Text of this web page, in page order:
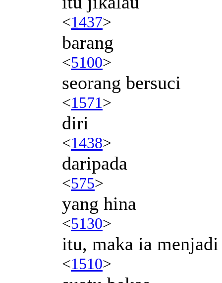
<1437>
barang
<5100>
seorang bersuci
<1571>
diri
<1438>
daripada
<575>
yang hina
<5130>
itu, maka ia menjadi
<1510>